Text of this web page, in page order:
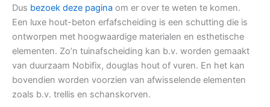
Dus bezoek deze pagina om er over te weten te komen.
Een luxe hout-beton erfafscheiding is een schutting die is
ontworpen met hoogwaardige materialen en esthetische
elementen. Zo’n tuinafscheiding kan b.v. worden gemaakt
van duurzaam Nobifix, douglas hout of vuren. En het kan
bovendien worden voorzien van afwisselende elementen
zoals b.v. trellis en schanskorven.